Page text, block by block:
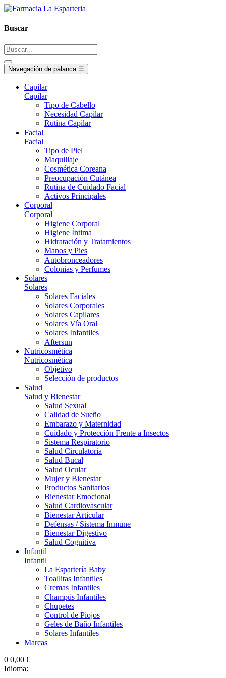
Buscar
Navegación de palanca ☰
Capilar
Capilar
Tipo de Cabello
Necesidad Capilar
Rutina Capilar
Facial
Facial
Tipo de Piel
Maquillaje
Cosmética Coreana
Preocupación Cutánea
Rutina de Cuidado Facial
Activos Principales
Corporal
Corporal
Higiene Corporal
Higiene Íntima
Hidratación y Tratamientos
Manos y Pies
Autobronceadores
Colonias y Perfumes
Solares
Solares
Solares Faciales
Solares Corporales
Solares Capilares
Solares Vía Oral
Solares Infantiles
Aftersun
Nutricosmética
Nutricosmética
Objetivo
Selección de productos
Salud
Salud y Bienestar
Salud Sexual
Calidad de Sueño
Embarazo y Maternidad
Cuidado y Protección Frente a Insectos
Sistema Respiratorio
Salud Circulatoria
Salud Bucal
Salud Ocular
Mujer y Bienestar
Productos Sanitarios
Bienestar Emocional
Salud Cardiovascular
Bienestar Articular
Defensas / Sistema Inmune
Bienestar Digestivo
Salud Cognitiva
Infantil
Infantil
La Espartería Baby
Toallitas Infantiles
Cremas Infantiles
Champús Infantiles
Chupetes
Control de Piojos
Geles de Baño Infantiles
Solares Infantiles
Marcas
0 0,00 €
Idioma: